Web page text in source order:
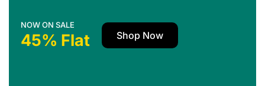
NOW ON SALE
45% Flat Shop Now